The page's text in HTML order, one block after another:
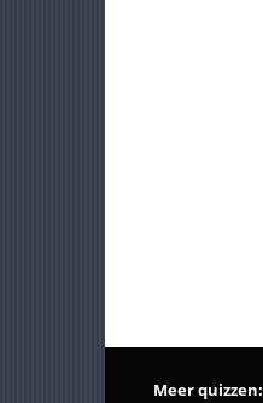
Meer quizzen: